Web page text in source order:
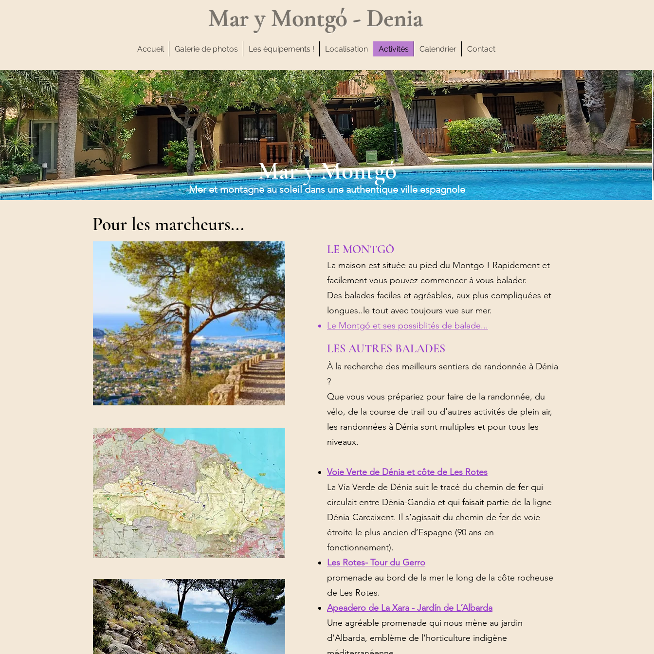
Mar y Montgó - Denia
Accueil Galerie de photos Les équipements ! Localisation Activités Calendrier Contact
Mar y Montgó
Mer et montagne au soleil dans une authentique ville espagnole
Pour les marcheurs...
LE MONTGÓ
La maison est située au pied du Montgo ! Rapidement et
facilement vous pouvez commencer à vous balader.
Des balades faciles et agréables, aux plus compliquées et
longues..le tout avec toujours vue sur mer.
Le Montgó et ses possiblités de balade...
LES AUTRES BALADES
À la recherche des meilleurs sentiers de randonnée à Dénia
?
Que vous vous prépariez pour faire de la randonnée, du
vélo, de la course de trail ou d'autres activités de plein air,
les randonnées à Dénia sont multiples et pour tous les
niveaux.
Voie Verte de Dénia et côte de Les Rotes
La Vía Verde de Dénia suit le tracé du chemin de fer qui
circulait entre Dénia-Gandia et qui faisait partie de la ligne
Dénia-Carcaixent. Il s’agissait du chemin de fer de voie
étroite le plus ancien d’Espagne (90 ans en
fonctionnement).
Les Rotes- Tour du Gerro
promenade au bord de la mer le long de la côte rocheuse
de Les Rotes.
Apeadero de La Xara - Jardín de L´Albarda
Une agréable promenade qui nous mène au jardin
d'Albarda, emblème de l'horticulture indigène